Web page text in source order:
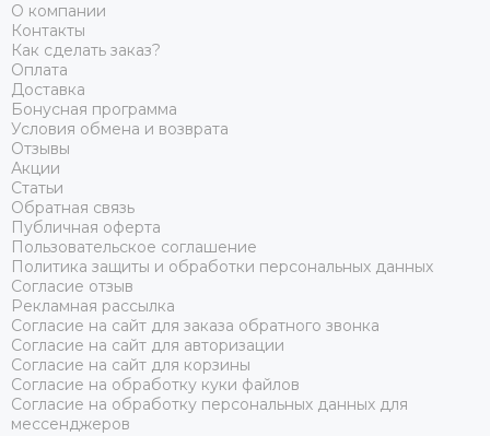
О компании
Контакты
Как сделать заказ?
Оплата
Доставка
Бонусная программа
Условия обмена и возврата
Отзывы
Акции
Статьи
Обратная связь
Публичная оферта
Пользовательское соглашение
Политика защиты и обработки персональных данных
Согласие отзыв
Рекламная рассылка
Согласие на сайт для заказа обратного звонка
Согласие на сайт для авторизации
Согласие на сайт для корзины
Согласие на обработку куки файлов
Согласие на обработку персональных данных для
мессенджеров